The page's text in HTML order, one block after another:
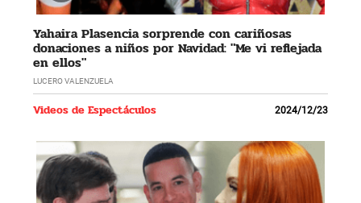
Yahaira Plasencia sorprende con cariñosas
donaciones a niños por Navidad: "Me vi reflejada
en ellos"
LUCERO VALENZUELA
Videos de Espectáculos 2024/12/23